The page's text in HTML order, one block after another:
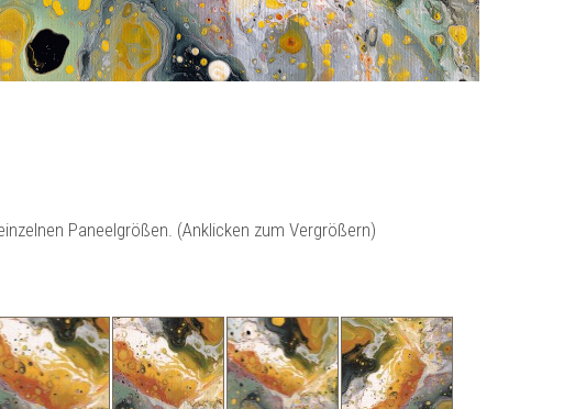
Paneelgrößen. (Anklicken zum Vergrößern)